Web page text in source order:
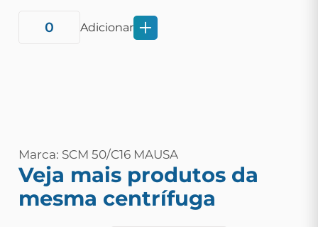
Adicionar
Marca: SCM 50/C16 MAUSA
Veja mais produtos da
mesma centrífuga